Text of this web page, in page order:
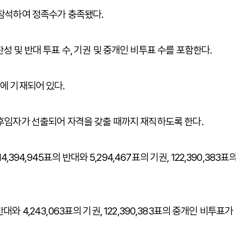
하여 정족수가 충족됐다.
및 반대 투표 수, 기권 및 중개인 비투표 수를 포함한다.
기재되어 있다.
자가 선출되어 자격을 갖출 때까지 재직하도록 한다.
표의 반대와 5,294,467표의 기권, 122,390,383표의
와 4,243,063표의 기권, 122,390,383표의 중개인 비투표가